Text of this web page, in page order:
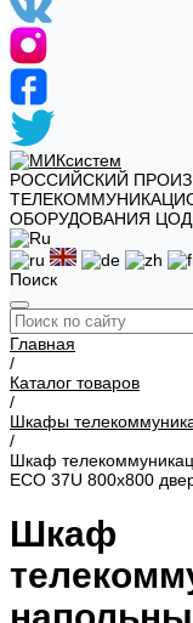
РОССИЙСКИЙ
ОБОРУДОВАНИЯ ЦОД
Поиск
Главная
/
Каталог товаров
/
Шкафы
/
Шкаф
ECO 37U 800x800
Шкаф